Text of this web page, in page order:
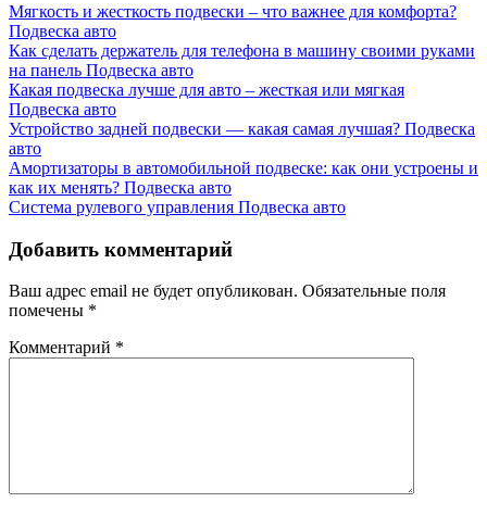
Мягкость и жесткость подвески – что важнее для комфорта?
Подвеска авто
Как сделать держатель для телефона в машину своими руками
на панель Подвеска авто
Какая подвеска лучше для авто – жесткая или мягкая
Подвеска авто
Устройство задней подвески — какая самая лучшая? Подвеска
авто
Амортизаторы в автомобильной подвеске: как они устроены и
как их менять? Подвеска авто
Система рулевого управления Подвеска авто
Добавить комментарий
Ваш адрес email не будет опубликован. Обязательные поля
помечены *
Комментарий *